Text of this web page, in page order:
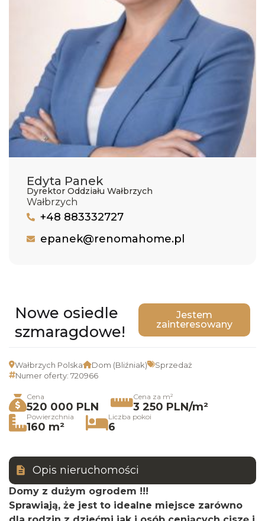
Edyta Panek
Dyrektor Oddziału Wałbrzych
Wałbrzych
+48 883332727
epanek@renomahome.pl
Nowe osiedle
szmaragdowe!
Jestem
zainteresowany
Wałbrzych Polska Dom (Bliźniak)
Sprzedaż
Numer oferty: 720966
Cena
520 000 PLN
Cena za m²
3 250 PLN/m²
Powierzchnia
160 m²
Liczba pokoi
6
Opis nieruchomości
Domy z dużym ogrodem !!!
Sprawiają, że jest to idealne miejsce zarówno